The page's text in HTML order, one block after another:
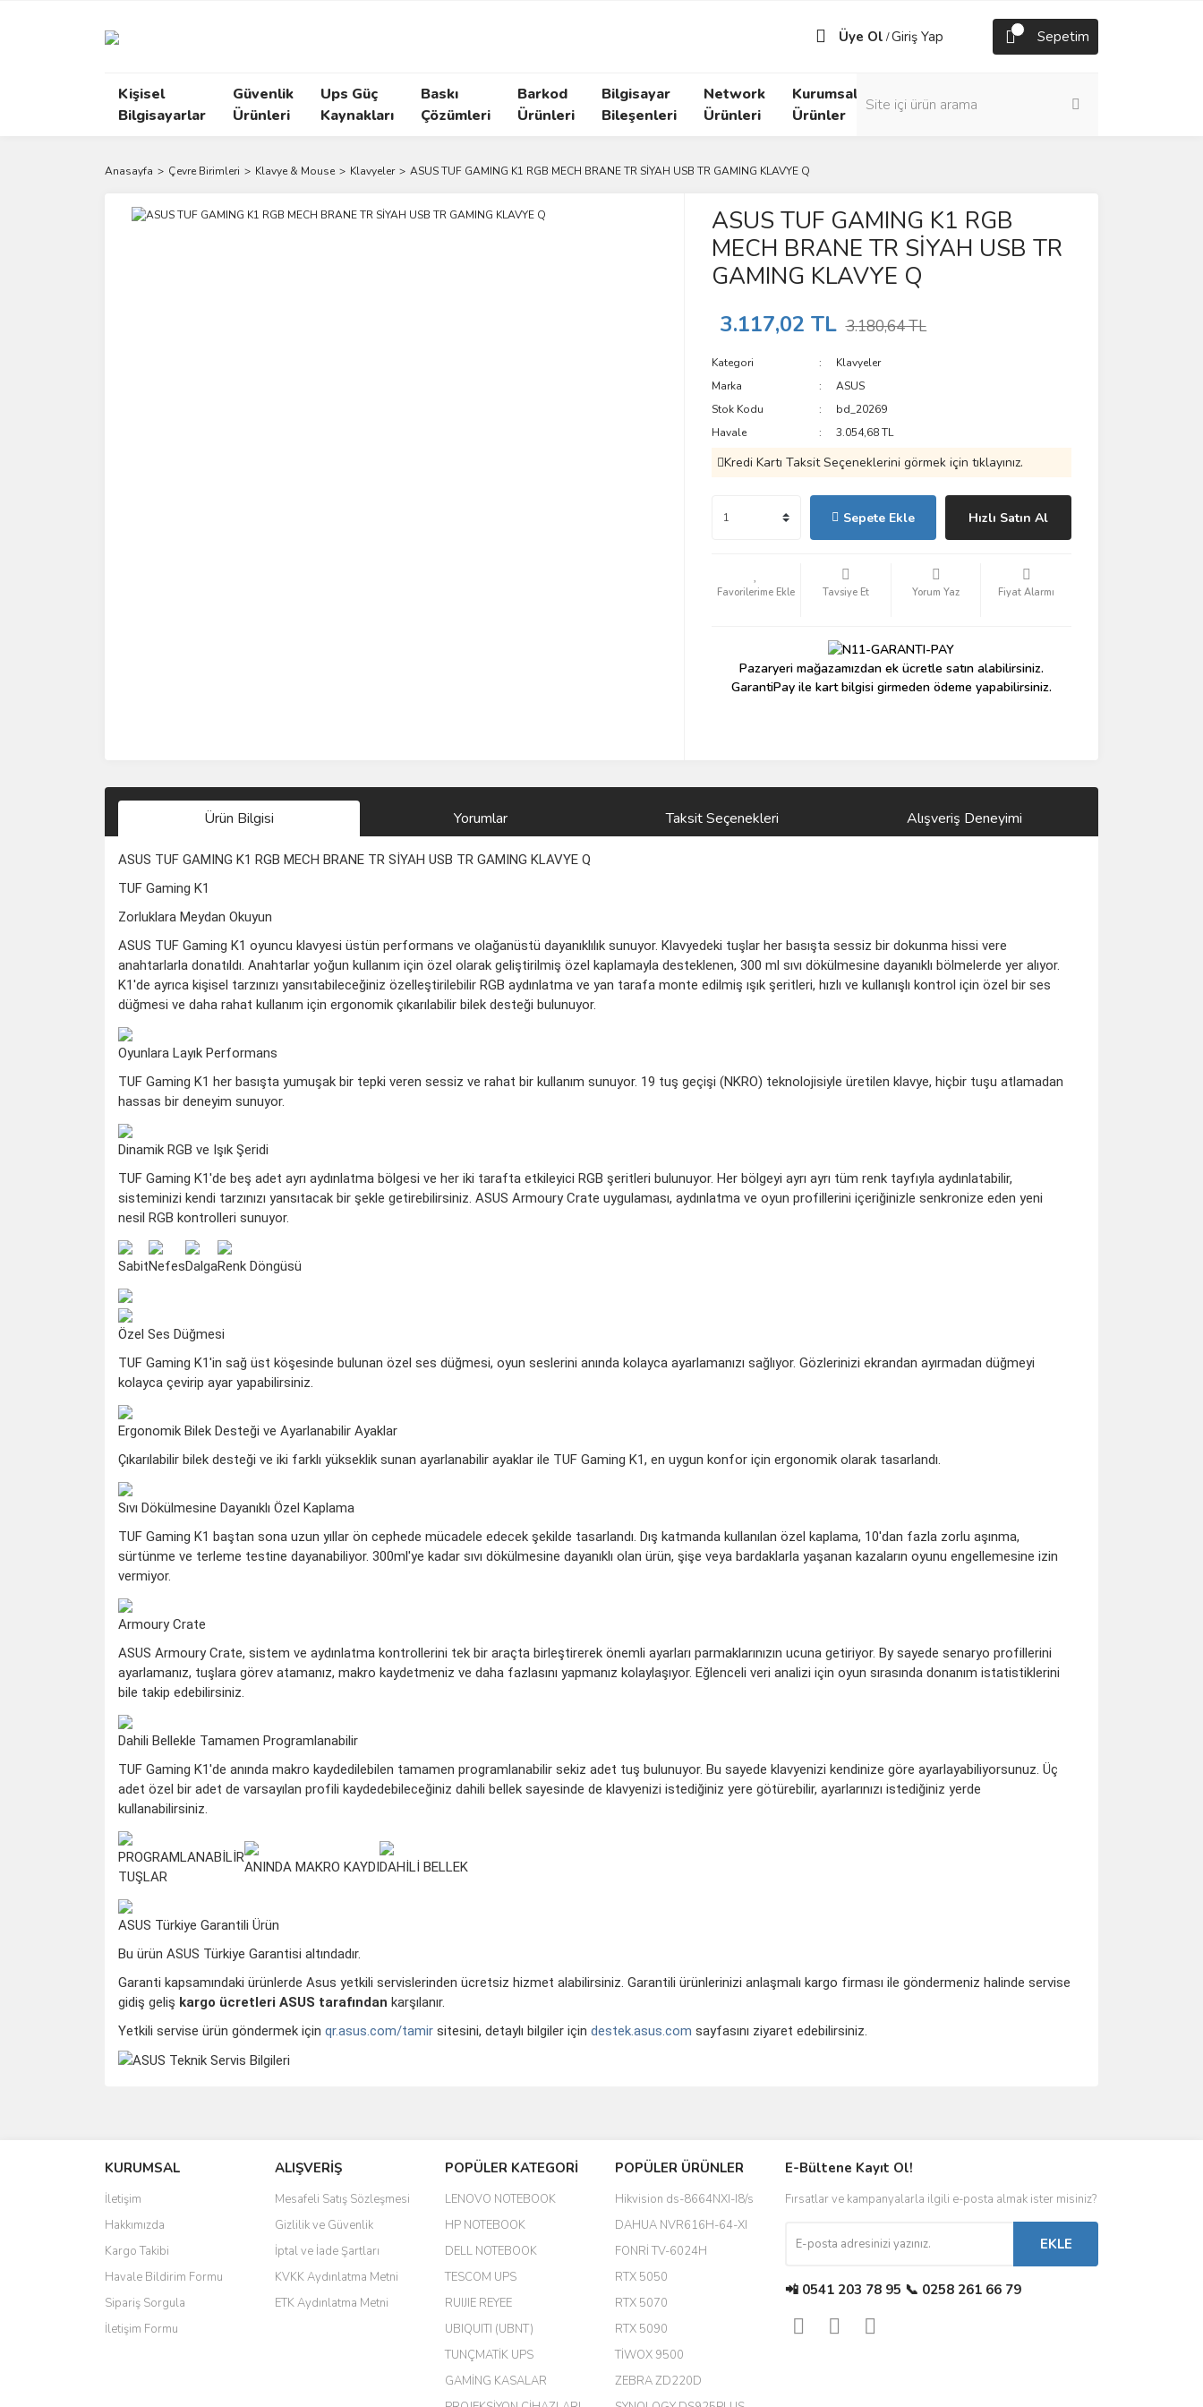
Üye Ol /Giriş Yap Sepetim
Kişisel
Bilgisayarlar
Güvenlik
Ürünleri
Ups Güç
Kaynakları
Baskı
Çözümleri
Barkod
Ürünleri
Bilgisayar
Bileşenleri
Network
Ürünleri
Kurumsal
Ürünler
Anasayfa Çevre Birimleri Klavye & Mouse Klavyeler ASUS TUF GAMING K1 RGB MECH BRANE TR SİYAH USB TR GAMING KLAVYE Q
ASUS TUF GAMING K1 RGB
MECH BRANE TR SİYAH USB TR
GAMING KLAVYE Q
3.117,02 TL 3.180,64 TL
Kategori
Klavyeler
Marka
ASUS
Stok Kodu
bd_20269
Havale
3.054,68 TL
Kredi Kartı Taksit Seçeneklerini görmek için tıklayınız.
Sepete Ekle Hızlı Satın Al
Tavsiye Et Yorum Yaz Fiyat Alarmı
Pazaryeri mağazamızdan ek ücretle satın alabilirsiniz.
GarantiPay ile kart bilgisi girmeden ödeme yapabilirsiniz.
Ürün Bilgisi Yorumlar Taksit Seçenekleri Alışveriş Deneyimi
ASUS TUF GAMING K1 RGB MECH BRANE TR SİYAH USB TR GAMING KLAVYE Q
TUF Gaming K1
Zorluklara Meydan Okuyun
ASUS TUF Gaming K1 oyuncu klavyesi üstün performans ve olağanüstü dayanıklılık sunuyor. Klavyedeki tuşlar her basışta sessiz bir dokunma hissi vere
anahtarlarla donatıldı. Anahtarlar yoğun kullanım için özel olarak geliştirilmiş özel kaplamayla desteklenen, 300 ml sıvı dökülmesine dayanıklı bölmelerde yer alıyor.
K1'de ayrıca kişisel tarzınızı yansıtabileceğiniz özelleştirilebilir RGB aydınlatma ve yan tarafa monte edilmiş ışık şeritleri, hızlı ve kullanışlı kontrol için özel bir ses
düğmesi ve daha rahat kullanım için ergonomik çıkarılabilir bilek desteği bulunuyor.
Oyunlara Layık Performans
TUF Gaming K1 her basışta yumuşak bir tepki veren sessiz ve rahat bir kullanım sunuyor. 19 tuş geçişi (NKRO) teknolojisiyle üretilen klavye, hiçbir tuşu atlamadan
hassas bir deneyim sunuyor.
Dinamik RGB ve Işık Şeridi
TUF Gaming K1'de beş adet ayrı aydınlatma bölgesi ve her iki tarafta etkileyici RGB şeritleri bulunuyor. Her bölgeyi ayrı ayrı tüm renk tayfıyla aydınlatabilir,
sisteminizi kendi tarzınızı yansıtacak bir şekle getirebilirsiniz. ASUS Armoury Crate uygulaması, aydınlatma ve oyun profillerini içeriğinizle senkronize eden yeni
nesil RGB kontrolleri sunuyor.
SabitNefesDalgaRenk Döngüsü
Özel Ses Düğmesi
TUF Gaming K1'in sağ üst köşesinde bulunan özel ses düğmesi, oyun seslerini anında kolayca ayarlamanızı sağlıyor. Gözlerinizi ekrandan ayırmadan düğmeyi
kolayca çevirip ayar yapabilirsiniz.
Ergonomik Bilek Desteği ve Ayarlanabilir Ayaklar
Çıkarılabilir bilek desteği ve iki farklı yükseklik sunan ayarlanabilir ayaklar ile TUF Gaming K1, en uygun konfor için ergonomik olarak tasarlandı.
Sıvı Dökülmesine Dayanıklı Özel Kaplama
TUF Gaming K1 baştan sona uzun yıllar ön cephede mücadele edecek şekilde tasarlandı. Dış katmanda kullanılan özel kaplama, 10'dan fazla zorlu aşınma,
sürtünme ve terleme testine dayanabiliyor. 300ml'ye kadar sıvı dökülmesine dayanıklı olan ürün, şişe veya bardaklarla yaşanan kazaların oyunu engellemesine izin
vermiyor.
Armoury Crate
ASUS Armoury Crate, sistem ve aydınlatma kontrollerini tek bir araçta birleştirerek önemli ayarları parmaklarınızın ucuna getiriyor. By sayede senaryo profillerini
ayarlamanız, tuşlara görev atamanız, makro kaydetmeniz ve daha fazlasını yapmanız kolaylaşıyor. Eğlenceli veri analizi için oyun sırasında donanım istatistiklerini
bile takip edebilirsiniz.
Dahili Bellekle Tamamen Programlanabilir
TUF Gaming K1'de anında makro kaydedilebilen tamamen programlanabilir sekiz adet tuş bulunuyor. Bu sayede klavyenizi kendinize göre ayarlayabiliyorsunuz. Üç
adet özel bir adet de varsayılan profili kaydedebileceğiniz dahili bellek sayesinde de klavyenizi istediğiniz yere götürebilir, ayarlarınızı istediğiniz yerde
kullanabilirsiniz.
PROGRAMLANABİLİR
TUŞLAR
ANINDA MAKRO KAYDIDAHİLİ BELLEK
ASUS Türkiye Garantili Ürün
Bu ürün ASUS Türkiye Garantisi altındadır.
Garanti kapsamındaki ürünlerde Asus yetkili servislerinden ücretsiz hizmet alabilirsiniz. Garantili ürünlerinizi anlaşmalı kargo firması ile göndermeniz halinde servise
gidiş geliş kargo ücretleri ASUS tarafından karşılanır.
Yetkili servise ürün göndermek için qr.asus.com/tamir sitesini, detaylı bilgiler için destek.asus.com sayfasını ziyaret edebilirsiniz.
kamera ile 24 izlenmektedir diye küçük bir tabela olsa daha hoş olurdu
Barış Başaran | 04/07/2026
hızlı güvenli bir alışveriş oldu
Yalçın Kaya | 20/06/2026
KURUMSAL
İletişim
Hakkımızda
Kargo Takibi
Havale Bildirim Formu
Sipariş Sorgula
İletişim Formu
ALIŞVERİŞ
Mesafeli Satış Sözleşmesi
Gizlilik ve Güvenlik
İptal ve İade Şartları
KVKK Aydınlatma Metni
ETK Aydınlatma Metni
POPÜLER KATEGORİ
LENOVO NOTEBOOK
HP NOTEBOOK
DELL NOTEBOOK
TESCOM UPS
RUIJIE REYEE
UBIQUITI (UBNT)
TUNÇMATİK UPS
GAMİNG KASALAR
POPÜLER ÜRÜNLER
Hikvision ds-8664NXI-I8/s
DAHUA NVR616H-64-XI
FONRİ TV-6024H
RTX 5050
RTX 5070
RTX 5090
TİWOX 9500
ZEBRA ZD220D
E-Bültene Kayıt Ol!
Fırsatlar ve kampanyalarla ilgili e-posta almak ister misiniz?
EKLE
📲 0541 203 78 95 📞 0258 261 66 79